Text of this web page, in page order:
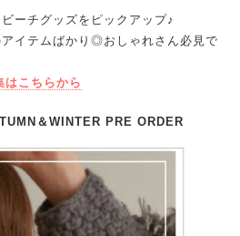
ーチグッズをピックアップ♪
イテムばかり◎おしゃれさん必見で
はこちらから
＆WINTER PRE ORDER